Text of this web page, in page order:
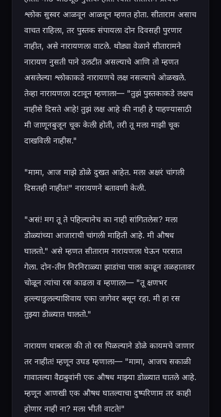
श्लोक सुस्वर आळवून आळवून म्हणत होता. सीताराम असाच
वाचत राहिला, तर पुस्तक संपायला दोन दिवसही पुरणार
नाहीत, असे नारायणला वाटले. थोड्या वेळाने सीतारामने
नारायण नुसती पाने उलटीत असल्याचे आणि तो म्हणत
असलेल्या श्लोकाकडे नारायणचे लक्ष नसल्याचे ओळखले.
तेव्हा नारायणला दटावून म्हणाला— "तुझं पुस्तकाकडे लक्षच
नाहीसे दिसते आहे! तुझं लक्ष आहे की नाही हे पाहण्यासाठी
मी जाणूनबुजून चूक केली होती, तरी तू मला माझी चूक
दाखविली नाहीस."
"मामा, आज माझे डोळे दुखत आहेत. मला अक्षरं चांगली
दिसतही नाहीत!" नारायणने बतावणी केली.
"असं! मग तू ते पहिल्यानेच का नाही सांगितलेस? मला
डोळ्यांच्या आजाराची चांगली माहिती आहे. मी औषध
घालतो." असे म्हणत सीताराम नारायणला घेऊन परसात
गेला. दोन-तीन निरनिराळ्या झाडांचा पाला काढून तळहातावर
चोळून त्यांचा रस काढला व म्हणाला— "तू क्षणभर
हल्ल्याडुलल्याशिवाय एका जागेवर बसून रहा. मी हा रस
तुझ्या डोळ्यात घालतो."
नारायण घाबरला की तो रस पिळल्याने डोळे कायमचे जाणार
तर नाहीत! म्हणून उघड म्हणाला— "मामा, आजच सकाळी
गावातल्या वैद्यबुवांनी एक औषध माझ्या डोळ्यात घातले आहे.
म्हणून आणखी एक औषध घातल्याचा दुष्परिणाम तर काही
होणार नाही ना? मला भीती वाटते!"